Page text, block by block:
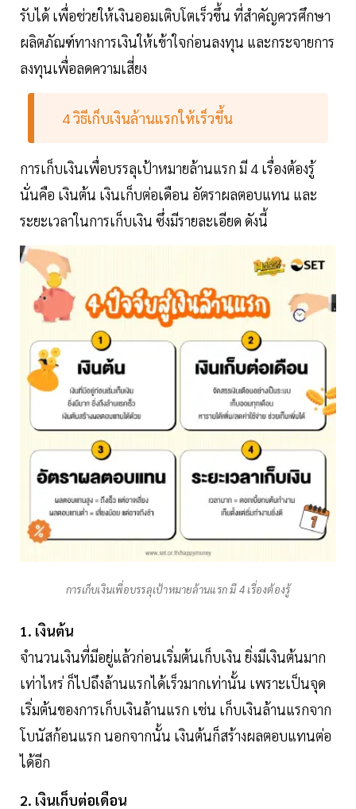
รับได้ เพื่อช่วยให้เงินออมเติบโตเร็วขึ้น ที่สำคัญควรศึกษา
ผลิตภัณฑ์ทางการเงินให้เข้าใจก่อนลงทุน และกระจายการ
ลงทุนเพื่อลดความเสี่ยง
4 วิธีเก็บเงินล้านแรกให้เร็วขึ้น
การเก็บเงินเพื่อบรรลุเป้าหมายล้านแรก มี 4 เรื่องต้องรู้
นั่นคือ เงินต้น เงินเก็บต่อเดือน อัตราผลตอบแทน และ
ระยะเวลาในการเก็บเงิน ซึ่งมีรายละเอียด ดังนี้
การเก็บเงินเพื่อบรรลุเป้าหมายล้านแรก มี 4 เรื่องต้องรู้
1. เงินต้น
จำนวนเงินที่มีอยู่แล้วก่อนเริ่มต้นเก็บเงิน ยิ่งมีเงินต้นมาก
เท่าไหร่ ก็ไปถึงล้านแรกได้เร็วมากเท่านั้น เพราะเป็นจุด
เริ่มต้นของการเก็บเงินล้านแรก เช่น เก็บเงินล้านแรกจาก
โบนัสก้อนแรก นอกจากนั้น เงินต้นก็สร้างผลตอบแทนต่อ
ได้อีก
2. เงินเก็บต่อเดือน